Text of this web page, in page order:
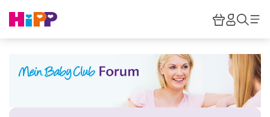
HiPP